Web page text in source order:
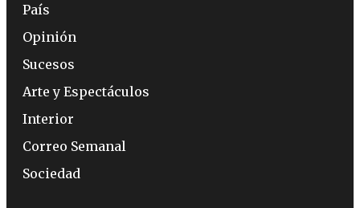
País
Opinión
Sucesos
Arte y Espectáculos
Interior
Correo Semanal
Sociedad